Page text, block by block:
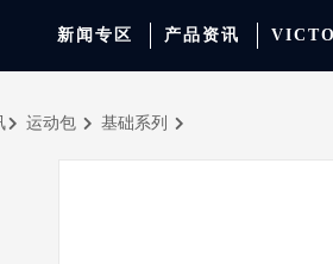
新闻专区 产品资讯
品牌资讯 产品资讯
羽毛球拍 羽毛球鞋
签约球员 专业球队
穿线师档案 学院新闻
天猫旗舰店 京东旗舰店
运动包 基础系列